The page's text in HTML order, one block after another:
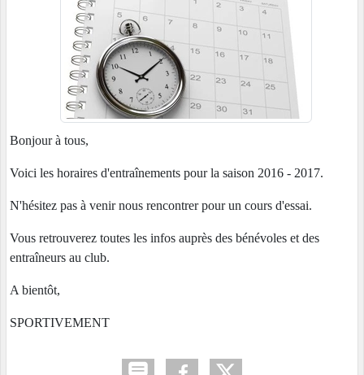
Bonjour à tous,
Voici les horaires d'entraînements pour la saison 2016 - 2017.
N'hésitez pas à venir nous rencontrer pour un cours d'essai.
Vous retrouverez toutes les infos auprès des bénévoles et des
entraîneurs au club.
A bientôt,
SPORTIVEMENT